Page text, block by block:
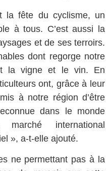
la fête du cyclisme, un
à tous. C’est aussi la
et de ses terroirs.
dont regorge notre
la vigne et le vin. En
ont, grâce à leur
à notre région d’être
dans le monde
international
», a-t-elle ajouté.
ne permettant pas à la